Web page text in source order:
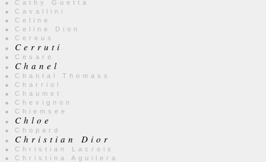
Cathy Guetta
Cavallini
Celine
Celine Dion
Cereus
Cerruti
Cesare
Chanel
Chantal Thomass
Charriol
Chaumet
Chevignon
Chiemsee
Chloe
Chopard
Christian Dior
Christian Lacroix
Christina Aguilera